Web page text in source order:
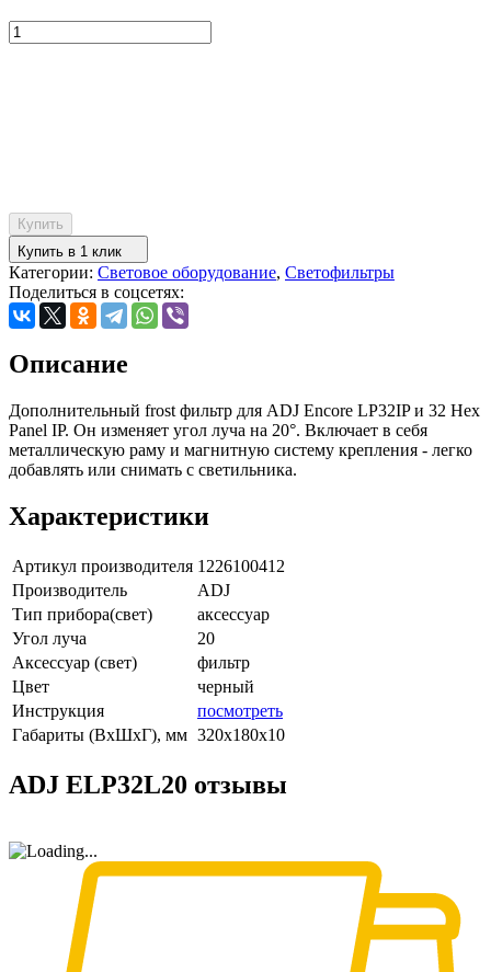
Купить
Купить в 1 клик
Категории: Световое оборудование, Светофильтры
Поделиться в соцсетях:
Описание
Дополнительный frost фильтр для ADJ Encore LP32IP и 32 Hex
Panel IP. Он изменяет угол луча на 20°. Включает в себя
металлическую раму и магнитную систему крепления - легко
добавлять или снимать с светильника.
Характеристики
Артикул производителя 1226100412
Производитель
ADJ
Тип прибора(свет)
аксессуар
Угол луча
20
Аксессуар (свет)
фильтр
Цвет
черный
Инструкция
посмотреть
Габариты (ВxШxГ), мм 320х180х10
ADJ ELP32L20 отзывы